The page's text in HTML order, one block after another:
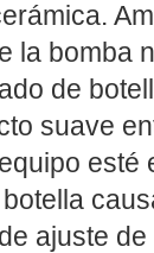
la bomba
de
suave
ajuste